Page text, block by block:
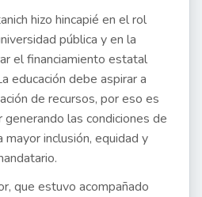
hizo hincapié en el rol
pública y en la
el financiamiento estatal
educación debe aspirar a
de recursos, por eso es
las condiciones de
inclusión, equidad y
que estuvo acompañado